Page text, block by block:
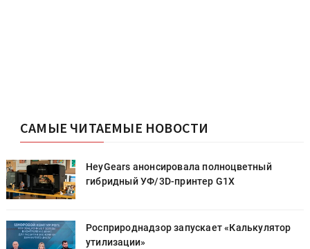
САМЫЕ ЧИТАЕМЫЕ НОВОСТИ
HeyGears анонсировала полноцветный
гибридный УФ/3D-принтер G1X
Росприроднадзор запускает «Калькулятор
утилизации»